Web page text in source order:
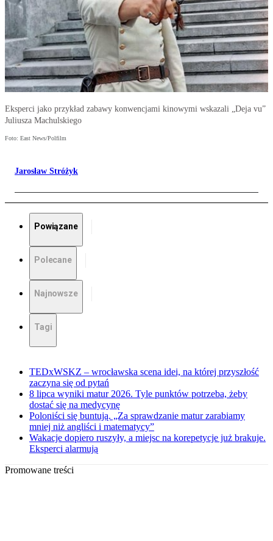
Eksperci jako przykład zabawy konwencjami kinowymi wskazali „Deja vu”
Juliusza Machulskiego
Foto: East News/Polfilm
Jarosław Stróżyk
Powiązane
Polecane
Najnowsze
Tagi
TEDxWSKZ – wrocławska scena idei, na której przyszłość
zaczyna się od pytań
8 lipca wyniki matur 2026. Tyle punktów potrzeba, żeby
dostać się na medycynę
Poloniści się buntują. „Za sprawdzanie matur zarabiamy
mniej niż angliści i matematycy”
Wakacje dopiero ruszyły, a miejsc na korepetycje już brakuje.
Eksperci alarmują
Promowane treści